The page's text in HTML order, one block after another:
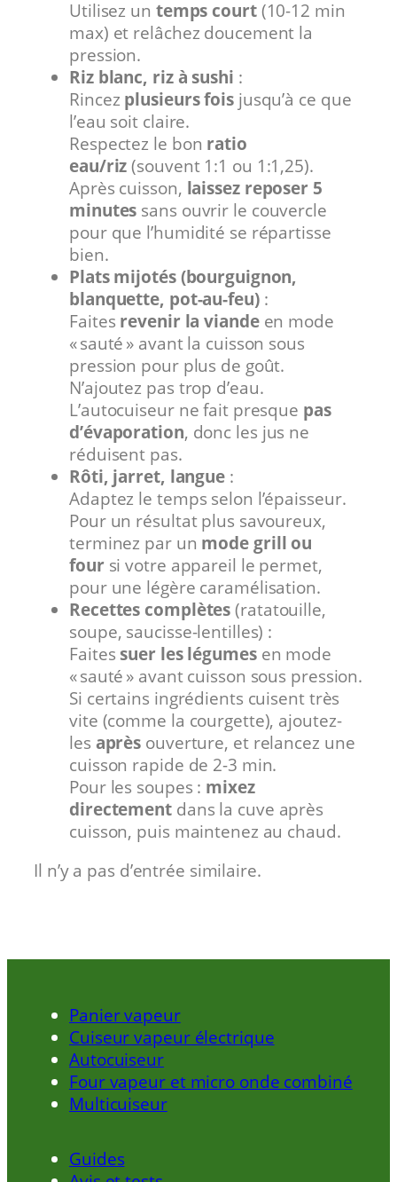
Utilisez un temps court(10-12 min
max) et relâchez doucement la
pression.
Riz blanc, riz à sushi :
Rincez plusieurs foisjusqu’à ce que
l’eau soit claire.
Respectez le bon ratio
eau/riz (souvent 1:1 ou 1:1,25).
Après cuisson, laissez reposer 5
minutes sans ouvrir le couvercle
pour que l’humidité se répartisse
bien.
Plats mijotés (bourguignon,
blanquette, pot-au-feu):
Faites revenir la viandeen mode
« sauté » avant la cuisson sous
pression pour plus de goût.
N’ajoutez pas trop d’eau.
L’autocuiseur ne fait presque pas
d’évaporation, donc les jus ne
réduisent pas.
Rôti, jarret, langue :
Adaptez le temps selon l’épaisseur.
Pour un résultat plus savoureux,
terminez par un mode grill ou
foursi votre appareil le permet,
pour une légère caramélisation.
Recettes complètes (ratatouille,
soupe, saucisse-lentilles) :
Faites suer les légumesen mode
« sauté » avant cuisson sous pression.
Si certains ingrédients cuisent très
vite (comme la courgette), ajoutez-
les après ouverture, et relancez une
cuisson rapide de 2-3 min.
Pour les soupes : mixez
directementdans la cuve après
cuisson, puis maintenez au chaud.
Il n’y a pas d’entrée similaire.
Panier vapeur
Cuiseur vapeur électrique
Autocuiseur
Four vapeur et micro onde combiné
Multicuiseur
Guides